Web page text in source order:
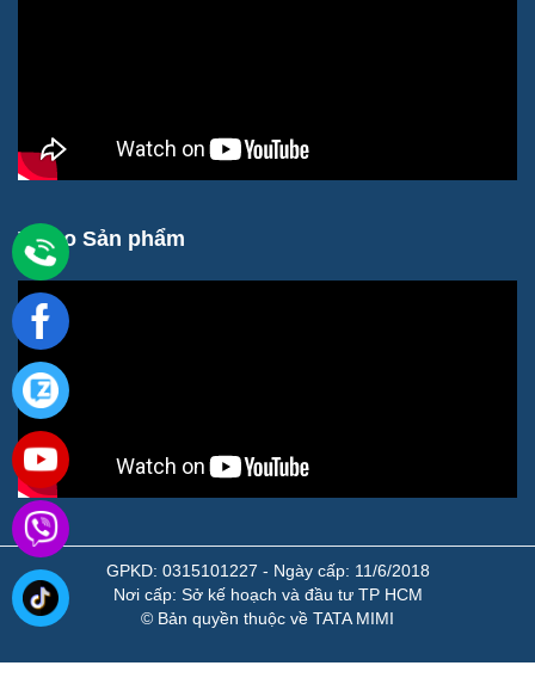
Video Sản phẩm
GPKD: 0315101227 - Ngày cấp: 11/6/2018
Nơi cấp: Sở kế hoạch và đầu tư TP HCM
© Bản quyền thuộc về TATA MIMI